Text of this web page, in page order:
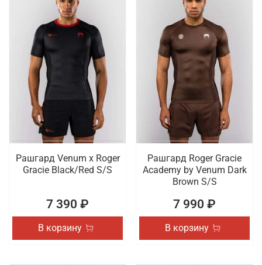
Рашгард Venum x Roger
Gracie Black/Red S/S
7 390 ₽
В корзину
Рашгард Roger Gracie
Academy by Venum Dark
Brown S/S
7 990 ₽
В корзину